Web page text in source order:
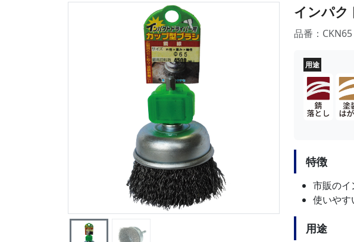
インパ
品番：CKN65
用途
特徴
市販のイ
使いやす
用途